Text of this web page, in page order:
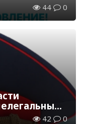
44 0
42 0